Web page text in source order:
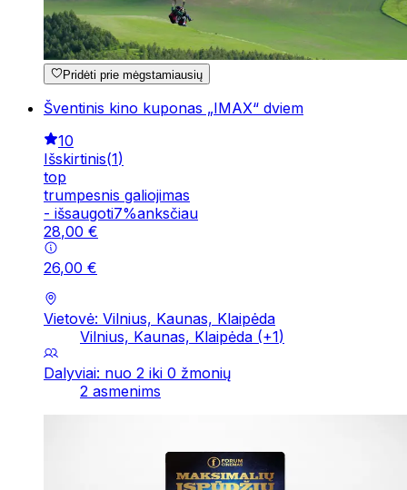
Pridėti prie mėgstamiausių
Šventinis kino kuponas „IMAX“ dviem
10
Išskirtinis(1)
top
trumpesnis galiojimas
- išsaugoti7%anksčiau
28,00 €
26,00 €
Vietovė: Vilnius, Kaunas, Klaipėda
Vilnius, Kaunas, Klaipėda (+1)
Dalyviai: nuo 2 iki 0 žmonių
2 asmenims